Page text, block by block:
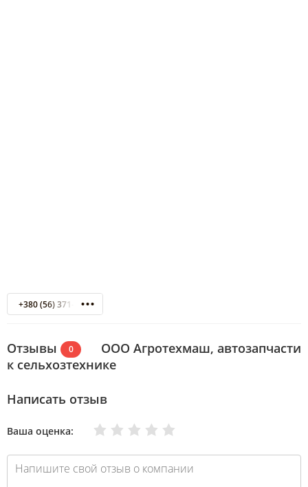
+380 (56) 371-01-28
Отзывы 0
ООО Агротехмаш, автозапчасти
к сельхозтехнике
Написать отзыв
Ваша оценка: Отлично
Хорошо
Нормально
Плохо
Очень плохо